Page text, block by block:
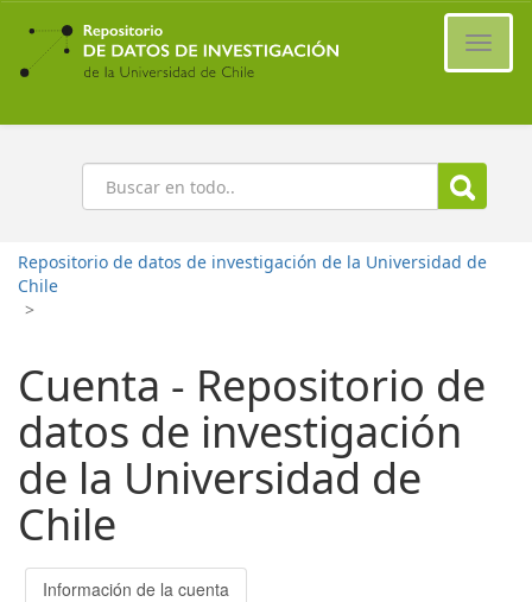
Ir
contenido
principal
Buscar
Repositorio de datos de investigación de la Universidad de
Chile
>
Cuenta - Repositorio de
datos de investigación
de la Universidad de
Chile
Información de la cuenta